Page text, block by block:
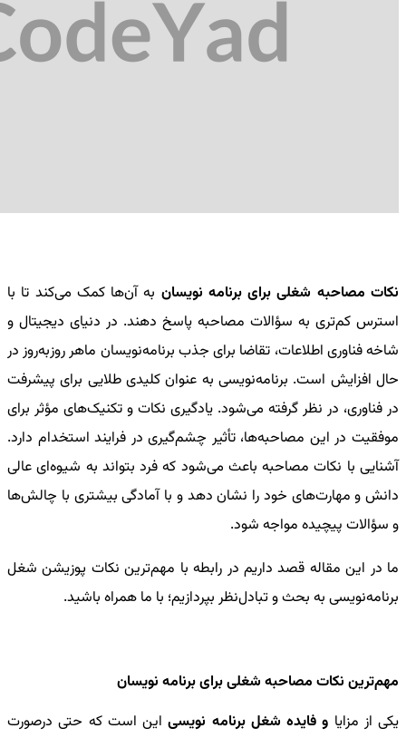
نکات مصاحبه شغلی برای برنامه نویسان به آ‌ن‌ها کمک می‌کند تا با
استرس کم‌تری به سؤالات مصاحبه پاسخ دهند. در دنیای دیجیتال و
شاخه فناوری اطلاعات، تقاضا برای جذب برنامه‌نویسان ماهر روزبه‌روز در
حال افزایش است. برنامه‌نویسی به عنوان کلیدی طلایی برای پیشرفت
در فناوری، در نظر گرفته می‌شود. یادگیری نکات و تکنیک‌های مؤثر برای
موفقیت در این مصاحبه‌ها، تأثیر چشم‌گیری در فرایند استخدام دارد.
آشنایی با نکات مصاحبه باعث می‌شود که فرد بتواند به شیوه‌ای عالی
دانش و مهارت‌های خود را نشان دهد و با آمادگی بیشتری با چالش‌ها
و سؤالات پیچیده مواجه شود.
ما در این مقاله قصد داریم در رابطه با مهم‌ترین نکات پوزیشن شغل
برنامه‌نویسی به بحث و تبادل‌نظر بپردازیم؛ با ما همراه باشید.
مهم‌ترین نکات مصاحبه شغلی برای برنامه نویسان
یکی از مزایا و فایده‌ شغل برنامه نویسیاین است که حتی درصورت